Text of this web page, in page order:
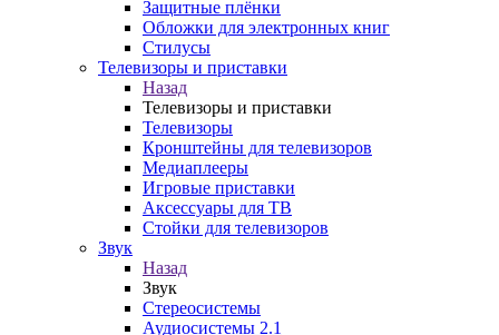
Защитные плёнки
Обложки для электронных книг
Стилусы
Телевизоры и приставки
Назад
Телевизоры и приставки
Телевизоры
Кронштейны для телевизоров
Медиаплееры
Игровые приставки
Аксессуары для ТВ
Стойки для телевизоров
Звук
Назад
Звук
Стереосистемы
Аудиосистемы 2.1